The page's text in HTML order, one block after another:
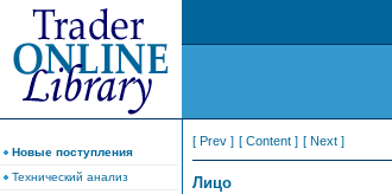
Новые поступления
Технический анализ
[ Prev ] [ Content ] [ Next ]
Лицо